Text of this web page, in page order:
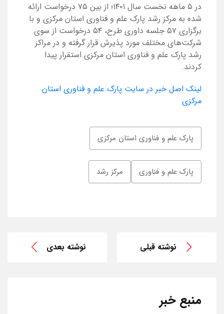
در ۵ ماهه نخست سال ۱۴۰۱؛ از بین ۷۵ درخواست ارائه
شده به مرکز رشد پارک علم و فناوری استان مرکزی و با
برگزاری ۵۷ جلسه داوری طرح، ۵۴ درخواست از سوی
شرکت‌های مختلف مورد پذیرش قرار گرفته و در مراکز
رشد پارک علم و فناوری استان مرکزی استقرار پیدا
کردند.
لینک اصل خبر در سایت پارک علم و فناوری استان
مرکزی
پارک علم و فناوری استان مرکزی
پارک علم و فناوری مرکز رشد
نوشته قبلی نوشته بعدی
منبع خبر